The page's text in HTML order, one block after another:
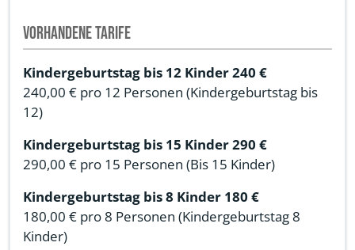
Vorhandene Tarife
Kindergeburtstag bis 12 Kinder 240 €
240,00 € pro 12 Personen (Kindergeburtstag bis
12)
Kindergeburtstag bis 15 Kinder 290 €
290,00 € pro 15 Personen (Bis 15 Kinder)
Kindergeburtstag bis 8 Kinder 180 €
180,00 € pro 8 Personen (Kindergeburtstag 8
Kinder)